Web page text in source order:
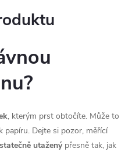
, kterým prst obtočíte. Může to
papíru. Dejte si pozor, měřící
utaženýpřesně tak, jak